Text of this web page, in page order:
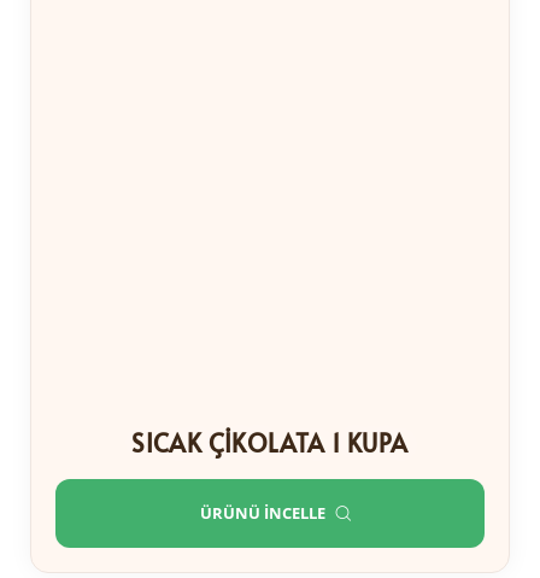
SICAK ÇIKOLATA 1 KUPA
ÜRÜNÜ İNCELLE